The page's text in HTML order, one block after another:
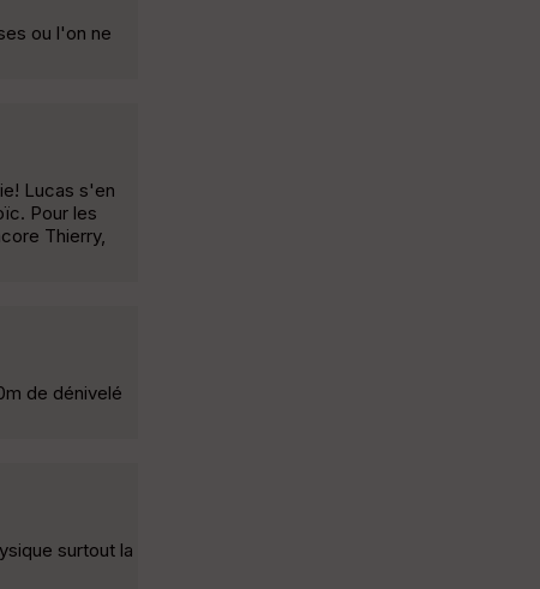
ou l'on ne
Lucas s'en
Pour les
Thierry,
de dénivelé
surtout la